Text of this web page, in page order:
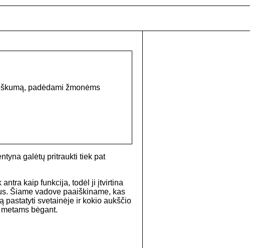
padėdami žmonėms
galėtų pritraukti tiek pat
kaip funkcija, todėl ji įtvirtina
Šiame vadove paaiškiname, kas
pastatyti svetainėje ir kokio aukščio
bėgant.